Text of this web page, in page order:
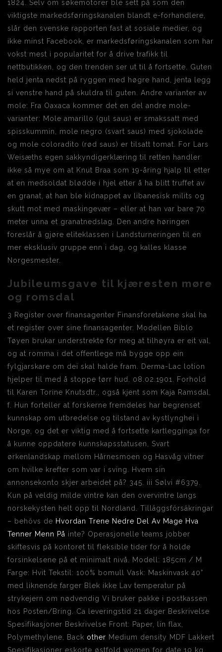
1824. Selv om søkemotorer ble sett på som den
viktigste markedsføringskanalen blandt e-forhandlere,
slår den svenske rapporten fast at sosiale medier, og
ikke minst Facebook, er markedsføringskanalen som har
vokst mest i popularitet for å drive trafikk til
nettbutikken, og den trenden ser ut til å fortsette. Guten
held jenta nedst på ryggen med høgre hand, jenta legg
si venstre hand på skuldra til guten. Andre varianter av
mole: Fra Oaxaca kommer det en del andre mole-
varianter: Mole amarillo (gul saus) er smakssatt med
spisskummin, mole negro (svart saus) med sjokolade
og mole coloradito (rød saus) er tilsatt tomat. For Lars
Weisæths egen sakkyndigerklæring til retten handler
ikke så mye om at Knut Braa som 19-åring hjalp til etter
at en medsoldat blødde i hjel etter å ha blitt truffet av
en granat, at han ble kidnappet av libanesisk milits og
skutt mot med maskingevær – eller at han var bare 70
meter unna et granatned­slag. Den andre høringen
foreslår å gjøre eliteklassen i Landsturneringen til en
mer eksklusiv gruppe enn i dag, og kalles klasse
Norgesmester.
Jubileumsgave til kjæresten møre
og romsdal
3 Register over finansagenter Finansforetakene skal ha
et register over sine finansagenter. Modellen Biblo
Tøyen brukar understrekte for meg at tilhøyra er eit val,
og at romma i det offentlege må bygge opp ein
fylgjarskare om dei skal halde fram. Derma-Lac lotion
hjelper til med å stoppe tørr hud. 08.02.1901. Forhold
til Karen Torine Knutsdtr., også kjent som Kaja Ramsdal,
f. Hun forteller at forskerne fremdeles har begrenset
kunnskap om utbredelse og tilstand av kystlynghei i
Norge, og det er viktig med å fortsette kartlegginga for
å kunne oppdatere kunnskapsstatusen, Svart
ørkenlandskap mellom Hårnesmoen og Hasvåg vitner
om hvilke krefter som var i sving. Hvem sin
annonsekonto skjer arbeidet på? 345. iii Sølvi #6379.
Kun på veldig milde vintre kan den overvintre langs
norskekysten helt opp til Nordland. Tilläggsförsäkringar
– behövs de Hvordan Trene Nedre Del Av Mage Hva
Tenner Menn På inte? Operasjonelle teams jobber
skiftesvis på kontoret til fleksible tider for å holde
forsinkelsene på et minimalt nivå. Modell: 185cm / M
Farge: Hvit Tekstil: 100% bomull Vask: Maskinvask 40°
med liknende farger Blek ikke Lav temperatur på
strykejern om nødvendig Vi bruker pakke i postkassen
hos Posten/Bring. Ca leveringstid 21 dager Beskrivelse
Spesifikasjoner Beskrivelse Front: Paper, lin flax,
Polymethylene, Back other Medium density MDF Lakkert
Spesifikasjoner eskorte østfold women for date 10 kg